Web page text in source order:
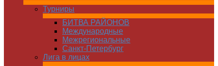
Турниры
БИТВА РАЙОНОВ
Международные
Межрегиональные
Санкт-Петербург
Лига в лицах